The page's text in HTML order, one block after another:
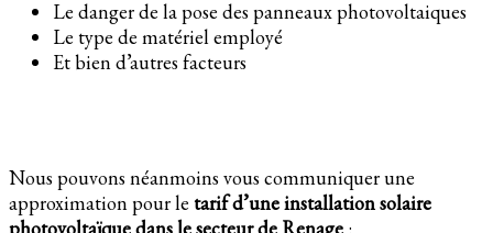
Le danger de la pose des panneaux photovoltaiques
Le type de matériel employé
Et bien d’autres facteurs
Nous pouvons néanmoins vous communiquer une
approximation pour le tarif d’une installation solaire